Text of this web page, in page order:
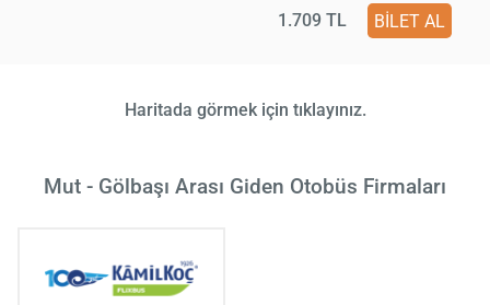
1.709 TL BİLET AL
Haritada görmek için tıklayınız.
Mut - Gölbaşı Arası Giden Otobüs Firmaları